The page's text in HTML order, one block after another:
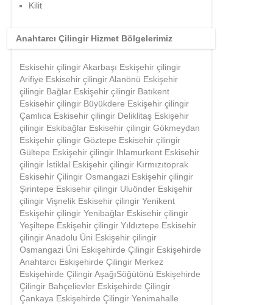
Kilit
Anahtarcı Çilingir Hizmet Bölgelerimiz
Eskisehir çilingir Akarbaşı Eskişehir çilingir
Arifiye Eskisehir çilingir Alanönü Eskişehir
çilingir Bağlar Eskişehir çilingir Batıkent
Eskisehir çilingir Büyükdere Eskişehir çilingir
Çamlıca Eskisehir çilingir Deliklitaş Eskişehir
çilingir Eskibağlar Eskisehir çilingir Gökmeydan
Eskişehir çilingir Göztepe Eskisehir çilingir
Gültepe Eskişehir çilingir Ihlamurkent Eskisehir
çilingir İstiklal Eskişehir çilingir Kırmızıtoprak
Eskisehir Çilingir Osmangazi Eskişehir çilingir
Şirintepe Eskisehir çilingir Uluönder Eskişehir
çilingir Vişnelik Eskisehir çilingir Yenikent
Eskişehir çilingir Yenibağlar Eskisehir çilingir
Yeşiltepe Eskişehir çilingir Yıldıztepe Eskisehir
çilingir Anadolu Üni Eskişehir çilingir
Osmangazi Üni Eskişehirde Çilingir Eskişehirde
Anahtarcı Eskişehirde Çilingir Merkez
Eskişehirde Çilingir AşağıSöğütönü Eskişehirde
Çilingir Bahçelievler Eskişehirde Çilingir
Çankaya Eskişehirde Çilingir Yenimahalle